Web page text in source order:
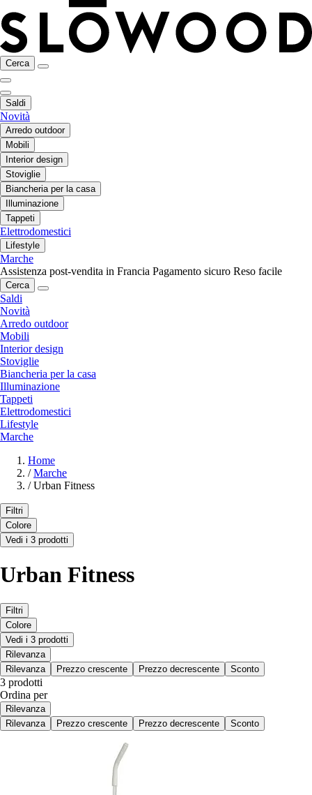
Cerca
Saldi
Novità
Arredo outdoor
Mobili
Interior design
Stoviglie
Biancheria per la casa
Illuminazione
Tappeti
Elettrodomestici
Lifestyle
Marche
Assistenza post-vendita in Francia Pagamento sicuro Reso facile
Cerca
Saldi
Novità
Arredo outdoor
Mobili
Interior design
Stoviglie
Biancheria per la casa
Illuminazione
Tappeti
Elettrodomestici
Lifestyle
Marche
Home
/ Marche
/ Urban Fitness
Filtri
Colore
Vedi i 3 prodotti
Urban Fitness
Filtri
Colore
Vedi i 3 prodotti
Rilevanza
Rilevanza
Prezzo crescente Prezzo decrescente Sconto
3 prodotti
Ordina per
Rilevanza
Rilevanza
Prezzo crescente Prezzo decrescente Sconto